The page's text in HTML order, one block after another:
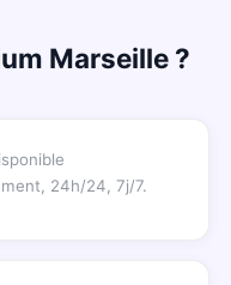
Marseille ?
24h/24, 7j/7.